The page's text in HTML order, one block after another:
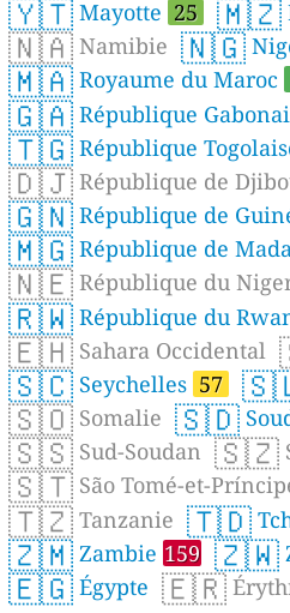
🇾🇹 Mayotte 25 🇲🇿
🇳🇦 Namibie 🇳🇬
🇲🇦 Royaume du Maroc
🇬🇦 République
🇹🇬 République
🇩🇯 République de
🇬🇳 République de
🇲🇬 République de
🇳🇪 République du
🇷🇼 République du
🇪🇭 Sahara Occidental
🇸🇨 Seychelles 57
🇸🇴 Somalie 🇸🇩
🇸🇸 Sud-Soudan 🇸🇿
🇸🇹 São Tomé-et-
🇹🇿 Tanzanie 🇹🇩
🇿🇲 Zambie 159 🇿🇼
🇪🇬 Égypte 🇪🇷